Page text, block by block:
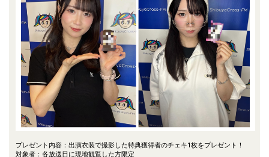
プレゼント内容：出演衣装で撮影した特典獲得者のチェキ1枚をプレゼント！
対象者：各放送日に現地観覧した方限定